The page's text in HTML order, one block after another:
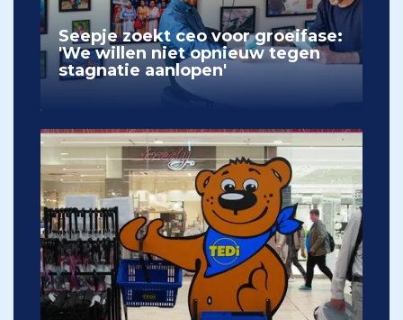
Seepje zoekt ceo voor groeifase:
'We willen niet opnieuw tegen
stagnatie aanlopen'